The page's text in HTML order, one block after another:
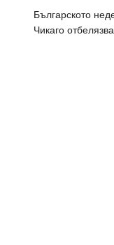
Българското
Чикаго